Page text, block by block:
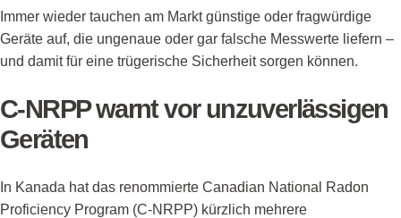
Immer wieder tauchen am Markt günstige oder fragwürdige
Geräte auf, die ungenaue oder gar falsche Messwerte liefern –
und damit für eine trügerische Sicherheit sorgen können.
C-NRPP warnt vor unzuverlässigen
Geräten
In Kanada hat das renommierte Canadian National Radon
Proficiency Program (C-NRPP) kürzlich mehrere